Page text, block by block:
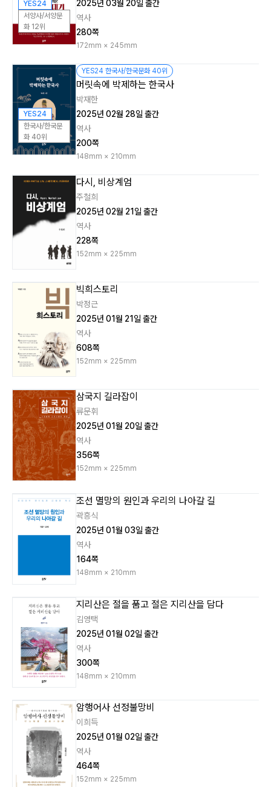
YES24
서양사/서양문
화 12위
2025년 03월 20일 출간
역사
280쪽
172mm × 245mm
YES24
한국사/한국문
화 40위
YES24 한국사/한국문화 40위
머릿속에 박제하는 한국사
박재한
2025년 02월 28일 출간
역사
200쪽
148mm × 210mm
다시, 비상계엄
주철희
2025년 02월 21일 출간
역사
228쪽
152mm × 225mm
빅희스토리
박정근
2025년 01월 21일 출간
역사
608쪽
152mm × 225mm
삼국지 길라잡이
류문휘
2025년 01월 20일 출간
역사
356쪽
152mm × 225mm
조선 멸망의 원인과 우리의 나아갈 길
곽흥식
2025년 01월 03일 출간
역사
164쪽
148mm × 210mm
지리산은 절을 품고 절은 지리산을 담다
김영택
2025년 01월 02일 출간
역사
300쪽
148mm × 210mm
암행어사 선정불망비
이희득
2025년 01월 02일 출간
역사
464쪽
152mm × 225mm